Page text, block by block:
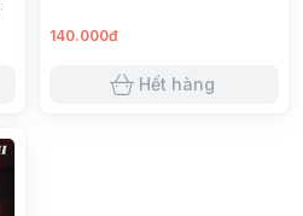
140.000đ
Hết hàng